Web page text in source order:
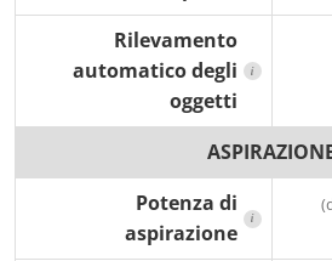
Rilevamento
automatico degli
oggetti
i
Potenza di
aspirazione
i